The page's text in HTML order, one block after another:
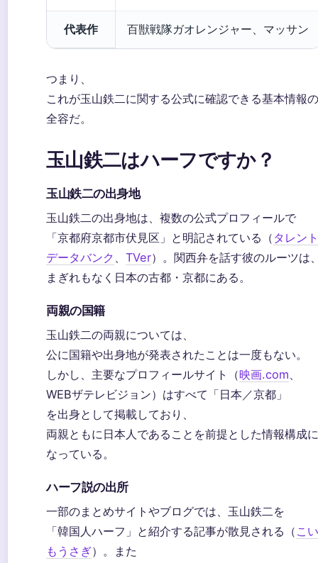
代表作 百獣戦隊ガオレンジャー、マッサン
つまり、
これが玉山鉄二に関する公式に確認できる基本情報の
全容だ。
玉山鉄二はハーフですか？
玉山鉄二の出身地
玉山鉄二の出身地は、複数の公式プロフィールで
「京都府京都市伏見区」と明記されている（ タレント
データバンク 、 TVer）。関西弁を話す彼のルーツは
まぎれもなく日本の古都・京都にある。
両親の国籍
玉山鉄二の両親については、
公に国籍や出身地が発表されたことは一度もない。
しかし、主要なプロフィールサイト（映画.com、
WEBザテレビジョン）はすべて「日本／京都」
を出身として掲載しており、
両親ともに日本人であることを前提とした情報構成に
なっている。
ハーフ説の出所
一部のまとめサイトやブログでは、玉山鉄二を
「韓国人ハーフ」と紹介する記事が散見される（ こい
もうさぎ）。また